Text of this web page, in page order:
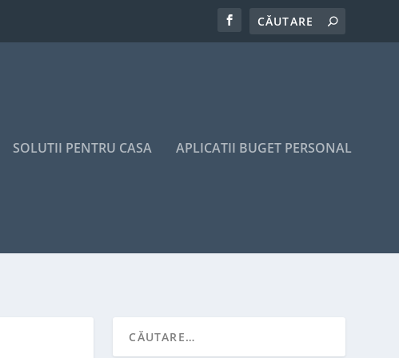
SOLUTII PENTRU CASA APLICATII BUGET PERSONAL